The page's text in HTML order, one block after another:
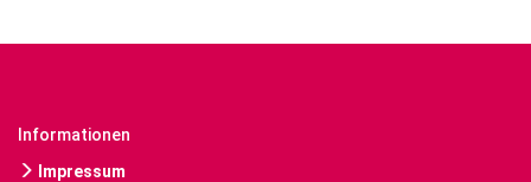
Informationen
Impressum